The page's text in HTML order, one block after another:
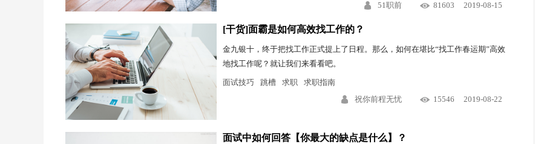
51职前
81603 2019-08-15
[干货]面霸是如何高效找工作的？
金九银十，终于把找工作正式提上了日程。那么，如何在堪比“找工作春运期”高效
地找工作呢？就让我们来看看吧。
面试技巧 跳槽 求职
求职指南
祝你前程无忧
15546 2019-08-22
面试中如何回答【你最大的缺点是什么】？